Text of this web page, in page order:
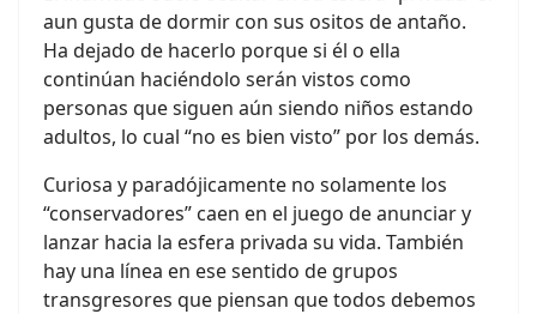
aun gusta de dormir con sus ositos de antaño.
Ha dejado de hacerlo porque si él o ella
continúan haciéndolo serán vistos como
personas que siguen aún siendo niños estando
adultos, lo cual “no es bien visto” por los demás.
Curiosa y paradójicamente no solamente los
“conservadores” caen en el juego de anunciar y
lanzar hacia la esfera privada su vida. También
hay una línea en ese sentido de grupos
transgresores que piensan que todos debemos